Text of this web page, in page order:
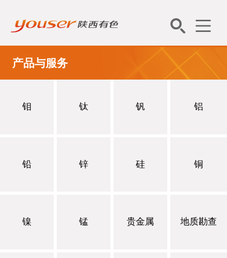
产品与服务
钼 钛 钒 铝
铅 锌 硅 铜
镍 锰 贵金属 地质勘查